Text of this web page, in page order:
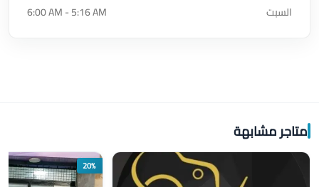
السبت
6:00 AM - 5:16 AM
متاجر مشابهة
20%